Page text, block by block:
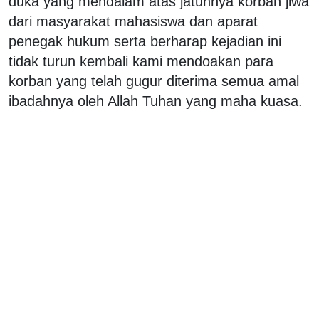
dari masyarakat mahasiswa dan aparat
penegak hukum serta berharap kejadian ini
tidak turun kembali kami mendoakan para
korban yang telah gugur diterima semua amal
ibadahnya oleh Allah Tuhan yang maha kuasa.